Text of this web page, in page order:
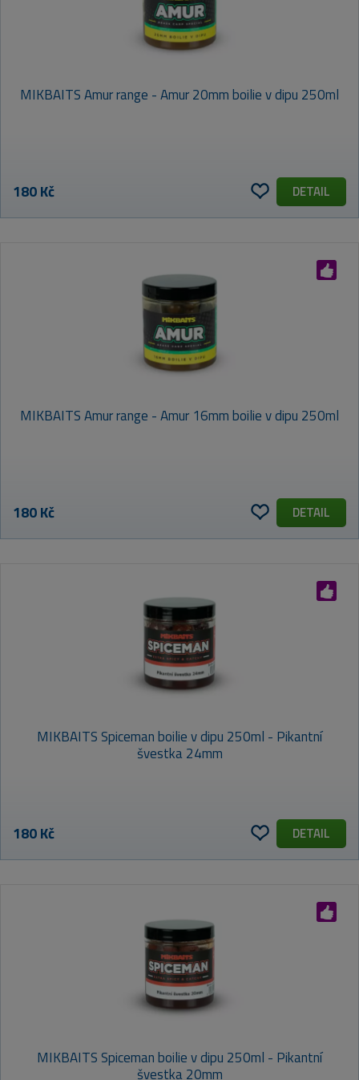
MIKBAITS Amur range - Amur 20mm boilie v dipu 250ml
180 Kč DETAIL
MIKBAITS Amur range - Amur 16mm boilie v dipu 250ml
180 Kč DETAIL
MIKBAITS Spiceman boilie v dipu 250ml - Pikantní
švestka 24mm
180 Kč DETAIL
MIKBAITS Spiceman boilie v dipu 250ml - Pikantní
švestka 20mm